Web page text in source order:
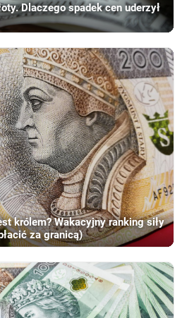
Dlaczego spadek cen uderzył
królem? Wakacyjny ranking siły
za granicą)